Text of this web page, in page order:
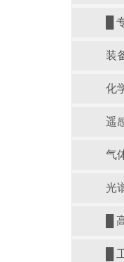
█
装
化
遥
气
光
█
█